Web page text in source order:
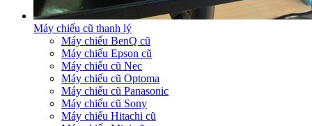
Máy chiếu cũ thanh lý
Máy chiếu BenQ cũ
Máy chiếu Epson cũ
Máy chiếu cũ Nec
Máy chiếu cũ Optoma
Máy chiếu cũ Panasonic
Máy chiếu cũ Sony
Máy chiếu Hitachi cũ